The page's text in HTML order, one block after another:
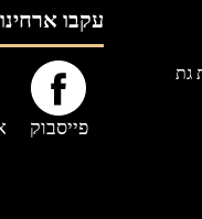
עקבו ארחינו
פייסבוק